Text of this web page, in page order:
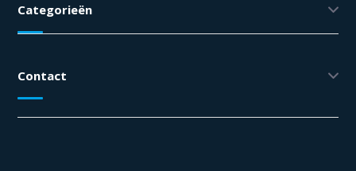
Categorieën
Contact